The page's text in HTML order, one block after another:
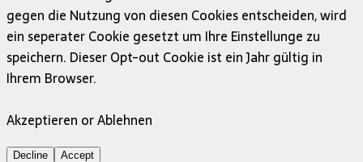
gegen die Nutzung von diesen Cookies entscheiden, wird
ein seperater Cookie gesetzt um Ihre Einstellunge zu
speichern. Dieser Opt-out Cookie ist ein Jahr gültig in
Ihrem Browser.
Akzeptieren or Ablehnen
Decline Accept